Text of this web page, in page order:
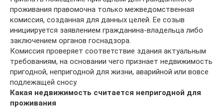
проживания правомочна только межведомственная
комиссия, созданная для данных целей. Ее созыв
инициируется заявлением гражданина-владельца либо
заключением органов госнадзора.
Комиссия проверяет соответствие здания актуальным
требованиям, на основании чего признает недвижимость
пригодной, непригодной для жизни, аварийной или вовсе
подлежащей сносу.
Какая недвижимость считается непригодной для
проживания